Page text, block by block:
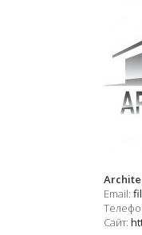
Email:
Сайт: